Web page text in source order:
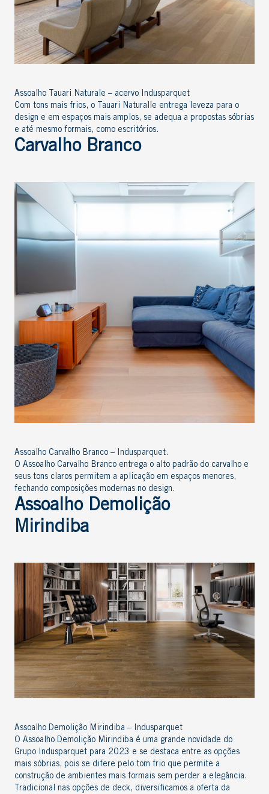
Assoalho Tauari Naturale – acervo Indusparquet
Com tons mais frios, o Tauari Naturalle entrega leveza para o
design e em espaços mais amplos, se adequa a propostas sóbrias
e até mesmo formais, como escritórios.
Carvalho Branco
Assoalho Carvalho Branco – Indusparquet.
O Assoalho Carvalho Branco entrega o alto padrão do carvalho e
seus tons claros permitem a aplicação em espaços menores,
fechando composições modernas no design.
Assoalho Demolição
Mirindiba
Assoalho Demolição Mirindiba – Indusparquet
O Assoalho Demolição Mirindiba é uma grande novidade do
Grupo Indusparquet para 2023 e se destaca entre as opções
mais sóbrias, pois se difere pelo tom frio que permite a
construção de ambientes mais formais sem perder a elegância.
Tradicional nas opções de deck, diversificamos a oferta da